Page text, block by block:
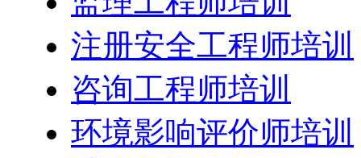
注册安全工程师培训
咨询工程师培训
环境影响评价师培训